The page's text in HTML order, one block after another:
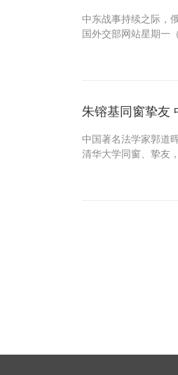
中东战事持续之际，
国外交部网站星期一
朱镕基同窗挚友
中国著名法学家郭道
清华大学同窗、挚友